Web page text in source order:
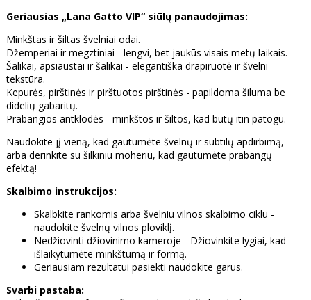
Geriausias „Lana Gatto VIP“ siūlų panaudojimas:
Minkštas ir šiltas švelniai odai.
Džemperiai ir megztiniai - lengvi, bet jaukūs visais metų laikais.
Šalikai, apsiaustai ir šalikai - elegantiška drapiruotė ir švelni
tekstūra.
Kepurės, pirštinės ir pirštuotos pirštinės - papildoma šiluma be
didelių gabaritų.
Prabangios antklodės - minkštos ir šiltos, kad būtų itin patogu.
Naudokite jį vieną, kad gautumėte švelnų ir subtilų apdirbimą,
arba derinkite su šilkiniu moheriu, kad gautumėte prabangų
efektą!
Skalbimo instrukcijos:
Skalbkite rankomis arba švelniu vilnos skalbimo ciklu -
naudokite švelnų vilnos ploviklį.
Nedžiovinti džiovinimo kameroje - Džiovinkite lygiai, kad
išlaikytumėte minkštumą ir formą.
Geriausiam rezultatui pasiekti naudokite garus.
Svarbi pastaba: